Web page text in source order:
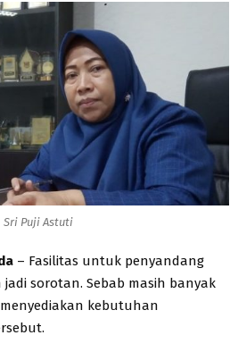
Sri Puji Astuti
– Fasilitas untuk penyandang
sorotan. Sebab masih banyak
kebutuhan